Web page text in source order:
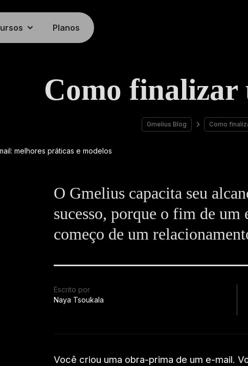
Planos
Como finalizar
Gmelius Blog Como
O Gmelius capacita seu
sucesso, porque o fim de um
começo de um
Escrito por
Naya Tsoukala
Você criou uma obra-prima de um e-mail.